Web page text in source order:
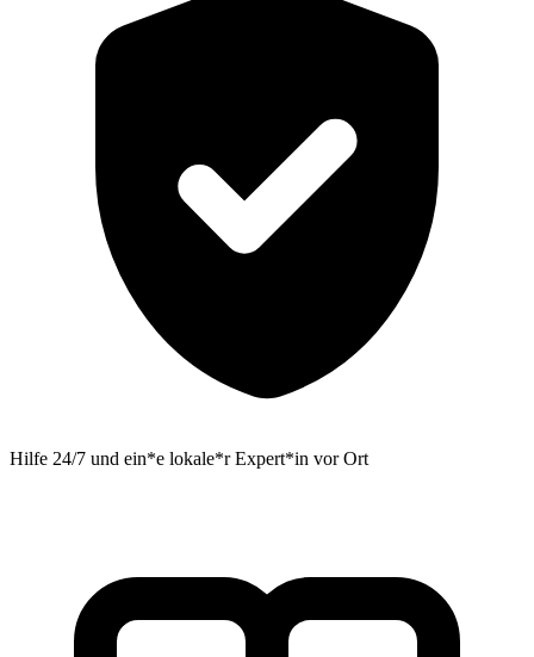
Hilfe 24/7 und ein*e lokale*r Expert*in vor Ort